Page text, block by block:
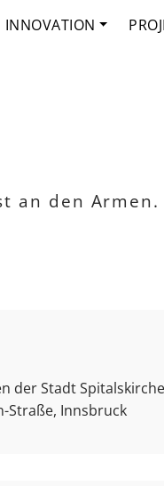
INNOVATION
an den Armen.
der Stadt
Straße, Innsbruck